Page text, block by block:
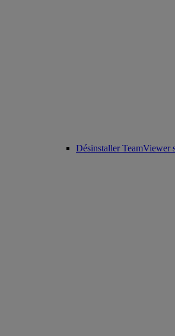
Désinstaller TeamViewer